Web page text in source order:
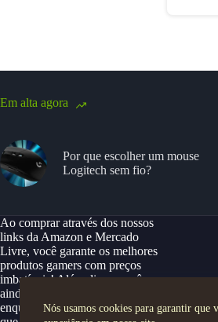
Nós usamos cookies para garantir que
Em alta agora
Por que escolher um mouse
Logitech sem fio?
Ao comprar através dos nossos
links da Amazon e Mercado
Livre, você garante os melhores
produtos gamers com preços
imbatíveis! Além disso, você
ainda ganha descontos exclusivos,
enquanto apoia nosso site para